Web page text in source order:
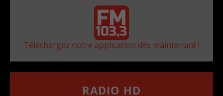
Téléchargez notre application dès maintenant !
RADIO HD